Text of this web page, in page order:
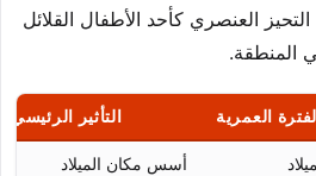
العنصري كأحد الأطفال القلائل
المنطقة.
العمرية التأثير الرئيسي
أسس مكان الميلاد